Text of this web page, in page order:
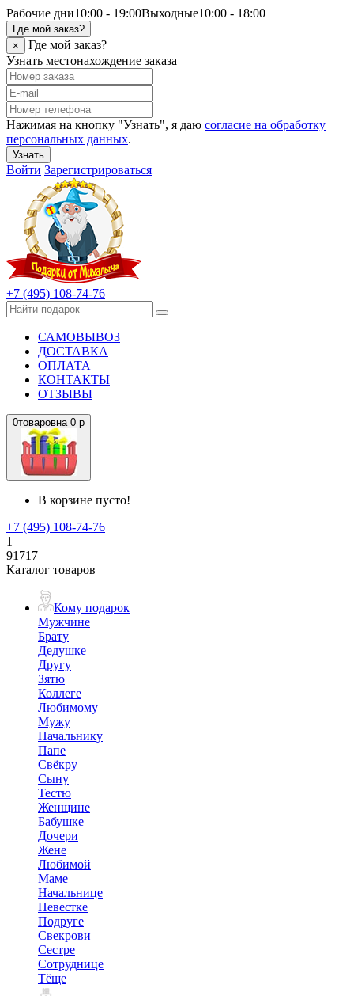
Рабочие дни10:00 - 19:00Выходные10:00 - 18:00
Где мой заказ?
×
Где мой заказ?
Узнать местонахождение заказа
Нажимая на кнопку "Узнать", я даю согласие на обработку
персональных данных.
Узнать
Войти Зарегистрироваться
+7 (495) 108-74-76
САМОВЫВОЗ
ДОСТАВКА
ОПЛАТА
КОНТАКТЫ
ОТЗЫВЫ
0товаровна 0 р
В корзине пусто!
+7 (495) 108-74-76
1
91717
Каталог товаров
Кому подарок
Мужчине
Брату
Дедушке
Другу
Зятю
Коллеге
Любимому
Мужу
Начальнику
Папе
Свёкру
Сыну
Тестю
Женщине
Бабушке
Дочери
Жене
Любимой
Маме
Начальнице
Невестке
Подруге
Свекрови
Сестре
Сотруднице
Тёще